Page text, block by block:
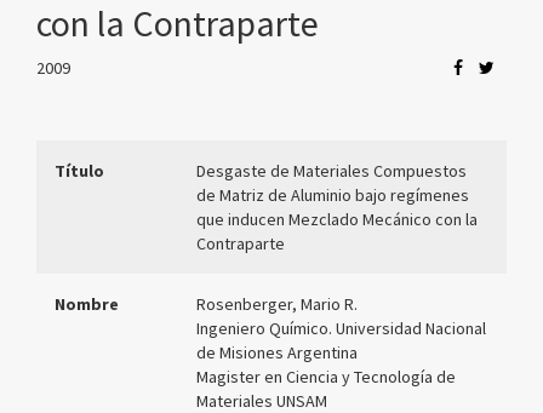
con la Contraparte
2009
Título
Desgaste de Materiales Compuestos
de Matriz de Aluminio bajo regímenes
que inducen Mezclado Mecánico con la
Contraparte
Nombre
Rosenberger, Mario R.
Ingeniero Químico. Universidad Nacional
de Misiones Argentina
Magister en Ciencia y Tecnología de
Materiales UNSAM